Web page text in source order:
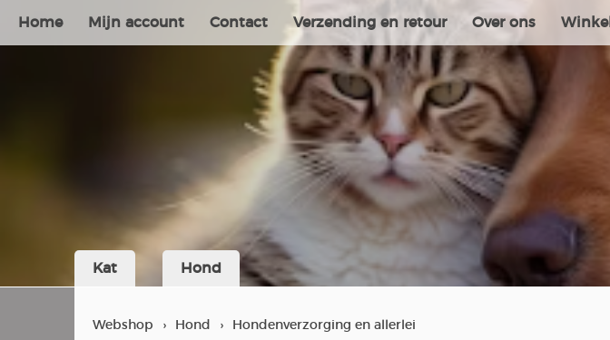
Home Mijn account Contact Verzending en retour Over ons Winkel
Kat Hond
Webshop › Hond › Hondenverzorging en allerlei